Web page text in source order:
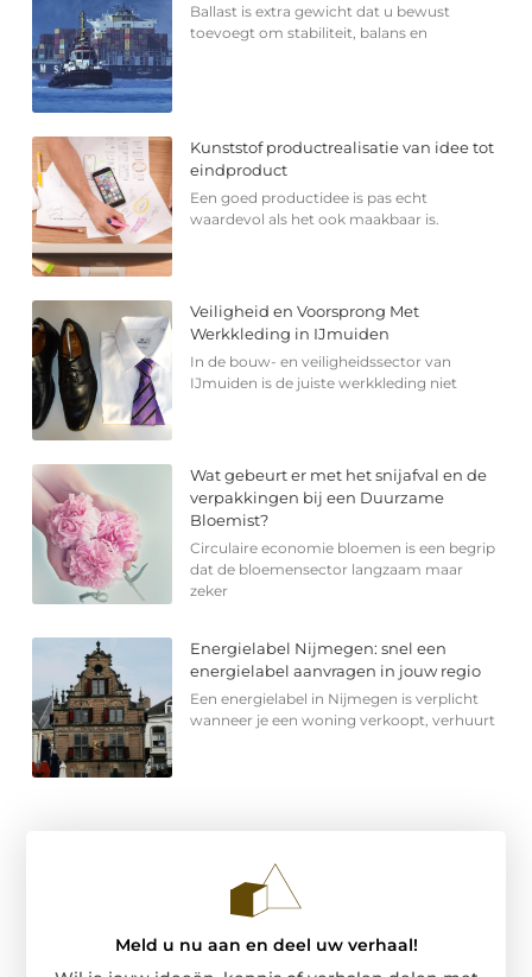
Ballast is extra gewicht dat u bewust
toevoegt om stabiliteit, balans en
Kunststof productrealisatie van idee tot
eindproduct
Een goed productidee is pas echt
waardevol als het ook maakbaar is.
Veiligheid en Voorsprong Met
Werkkleding in IJmuiden
In de bouw- en veiligheidssector van
IJmuiden is de juiste werkkleding niet
Wat gebeurt er met het snijafval en de
verpakkingen bij een Duurzame
Bloemist?
Circulaire economie bloemen is een begrip
dat de bloemensector langzaam maar
zeker
Energielabel Nijmegen: snel een
energielabel aanvragen in jouw regio
Een energielabel in Nijmegen is verplicht
wanneer je een woning verkoopt, verhuurt
Meld u nu aan en deel uw verhaal!